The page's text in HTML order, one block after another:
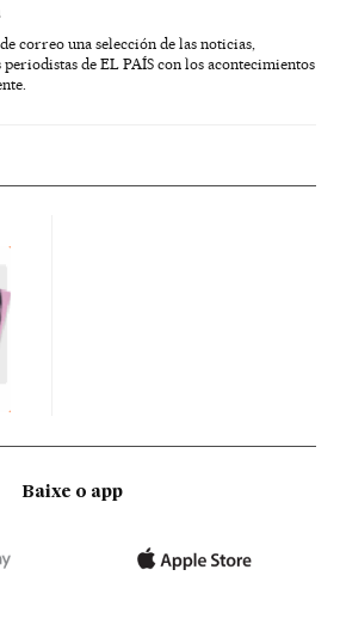
correo una selección de las noticias,
de EL PAÍS con los acontecimientos
Baixe o app